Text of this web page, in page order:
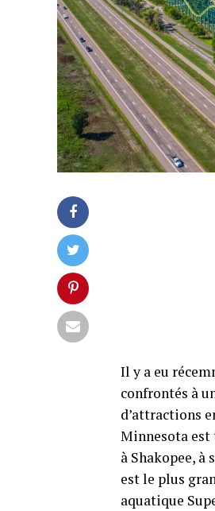
Il y a eu
confrontés à
d’attractions
Minnesota est
à Shakopee,
est le plus
aquatique